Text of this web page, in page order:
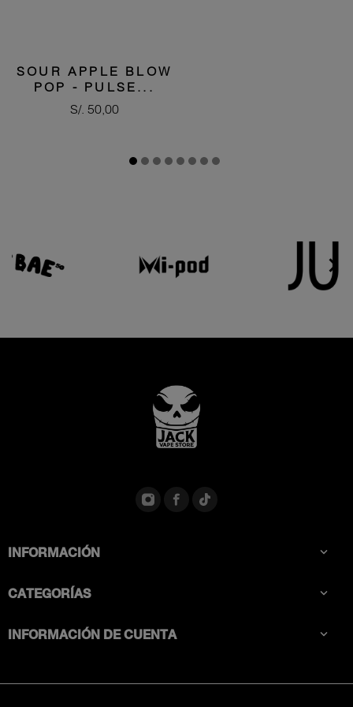
SOUR APPLE BLOW
POP - PULSE...
Precio
S/. 50,00
 
INFORMACIÓN 
CATEGORÍAS 
INFORMACIÓN DE CUENTA 